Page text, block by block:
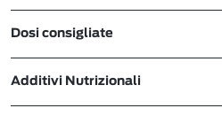
Dosi consigliate
Additivi Nutrizionali